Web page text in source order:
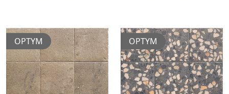
OPTYM OPTYM